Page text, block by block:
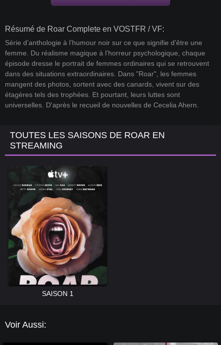
Résumé de Roar Complete en VOSTFR / VF:
Série d’anthologie à l’humour noir sur ce que signifie d'être une
femme. Du réalisme magique à l’horreur psychologique, chaque
épisode dresse le portrait de femmes ordinaires qui se retrouvent
dans des situations extraordinaires. Dans "Roar", les femmes
mangent des photos, sortent avec des canards, vivent sur des
étagères tels des trophées. Et pourtant, leurs luttes sont
universelles. D'après le recueil de nouvelles de Cecelia Ahern.
TOUTES LES SAISONS DE ROAR EN
STREAMING
SAISON 1
Voir Aussi: